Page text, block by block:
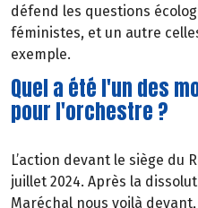
défend les questions
féministes, et un autre
exemple.
Quel a été l'un des
pour l'orchestre ?
L’action devant le siège du
juillet 2024. Après la
Maréchal nous voilà